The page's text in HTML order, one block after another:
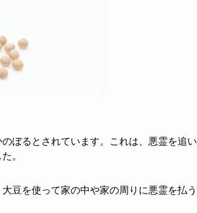
ぼるとされています。これは、悪霊を追い
。
豆を使って家の中や家の周りに悪霊を払う